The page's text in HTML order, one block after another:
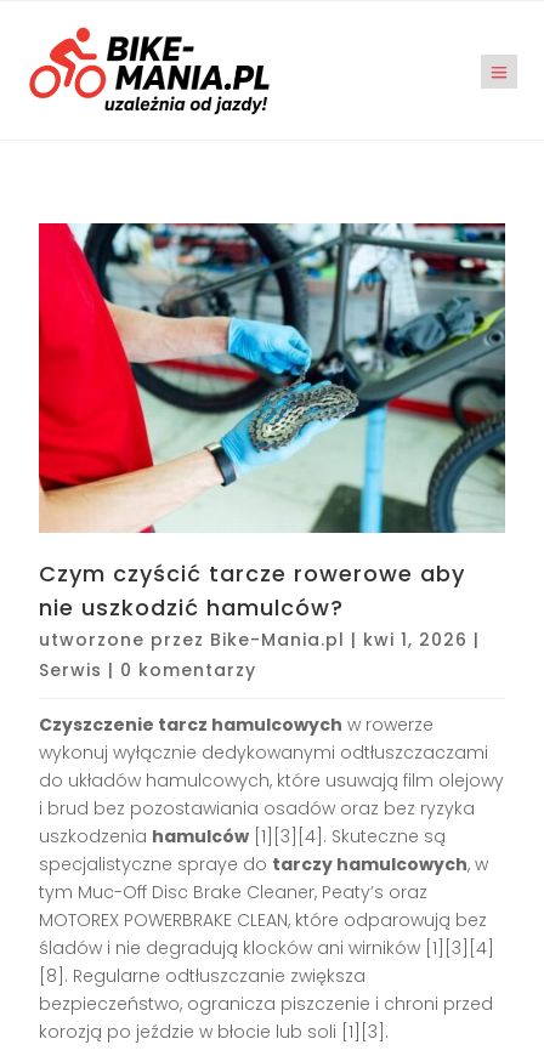
Czym czyścić tarcze rowerowe aby
nie uszkodzić hamulców?
utworzone przez Bike-Mania.pl | kwi 1, 2026 |
Serwis | 0 komentarzy
Czyszczenie tarcz hamulcowych w rowerze
wykonuj wyłącznie dedykowanymi odtłuszczaczami
do układów hamulcowych, które usuwają film olejowy
i brud bez pozostawiania osadów oraz bez ryzyka
uszkodzenia hamulców [1][3][4]. Skuteczne są
specjalistyczne spraye do tarczy hamulcowych, w
tym Muc-Off Disc Brake Cleaner, Peaty’s oraz
MOTOREX POWERBRAKE CLEAN, które odparowują bez
śladów i nie degradują klocków ani wirników [1][3][4]
[8]. Regularne odtłuszczanie zwiększa
bezpieczeństwo, ogranicza piszczenie i chroni przed
korozją po jeździe w błocie lub soli [1][3].